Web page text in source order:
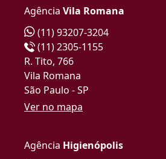
Agência Vila Romana
(11) 93207-3204
(11) 2305-1155
R. Tito, 766
Vila Romana
São Paulo - SP
Ver no mapa
Agência Higienópolis